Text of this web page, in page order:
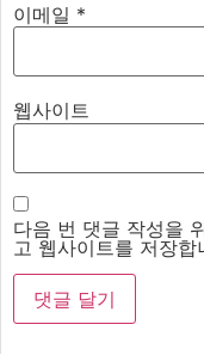
이메일 *
웹사이트
다음 번 댓글 작성을
고 웹사이트를 저장합